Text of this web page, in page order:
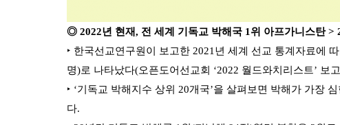
◎ 2022년 현재, 전 세계 기독교 박해국 1위 아프가니스탄 >
‣ 한국선교연구원이 보고한 2021년 세계 선교 통계자료에
명)로 나타났다(오픈도어선교회 ‘2022 월드와치리스트’
‣ ‘기독교 박해지수 상위 20개국’을 살펴보면 박해가 가장
다.